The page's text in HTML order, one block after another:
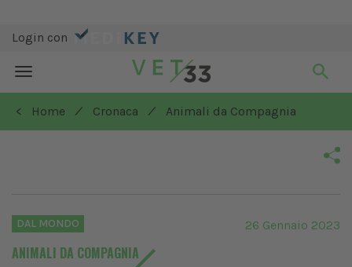
Login con
Toggle
navigation
< Home
/ Cronaca / Animali da Compagnia
DAL MONDO
ANIMALI DA COMPAGNIA
26 Gennaio 2023